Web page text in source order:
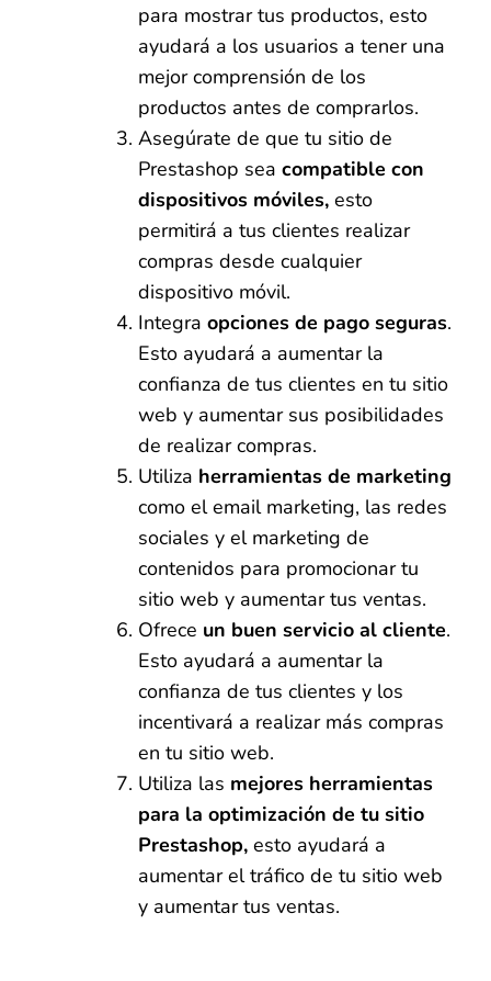
para mostrar tus productos, esto
ayudará a los usuarios a tener una
mejor comprensión de los
productos antes de comprarlos.
Asegúrate de que tu sitio de
Prestashop sea compatible con
dispositivos móviles, esto
permitirá a tus clientes realizar
compras desde cualquier
dispositivo móvil.
Integra opciones de pago seguras.
Esto ayudará a aumentar la
confianza de tus clientes en tu sitio
web y aumentar sus posibilidades
de realizar compras.
Utiliza herramientas de marketing
como el email marketing, las redes
sociales y el marketing de
contenidos para promocionar tu
sitio web y aumentar tus ventas.
Ofrece un buen servicio al cliente.
Esto ayudará a aumentar la
confianza de tus clientes y los
incentivará a realizar más compras
en tu sitio web.
Utiliza las mejores herramientas
para la optimización de tu sitio
Prestashop, esto ayudará a
aumentar el tráfico de tu sitio web
y aumentar tus ventas.